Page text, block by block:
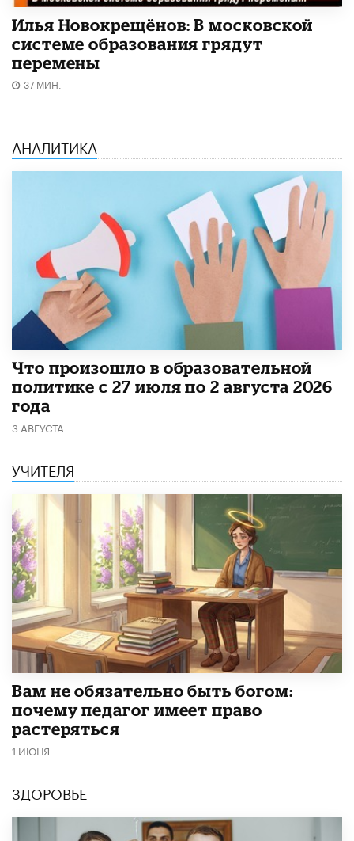
Илья Новокрещёнов: В московской
системе образования грядут
перемены
37 МИН.
АНАЛИТИКА
​Что произошло в образовательной
политике с 27 июля по 2 августа 2026
года
3 АВГУСТА
УЧИТЕЛЯ
​Вам не обязательно быть богом:
почему педагог имеет право
растеряться
1 ИЮНЯ
ЗДОРОВЬЕ